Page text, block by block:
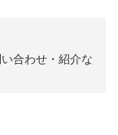
合わせ・紹介な